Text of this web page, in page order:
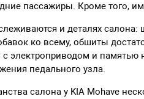
пассажиры. Кроме того,
и деталях
ко всему, обшиты
электроприводом и памятью
педального узла.
салона у KIA Mohave